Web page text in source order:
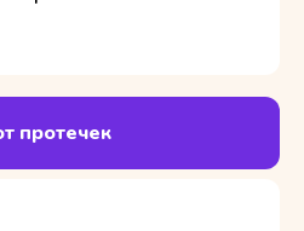
протечек